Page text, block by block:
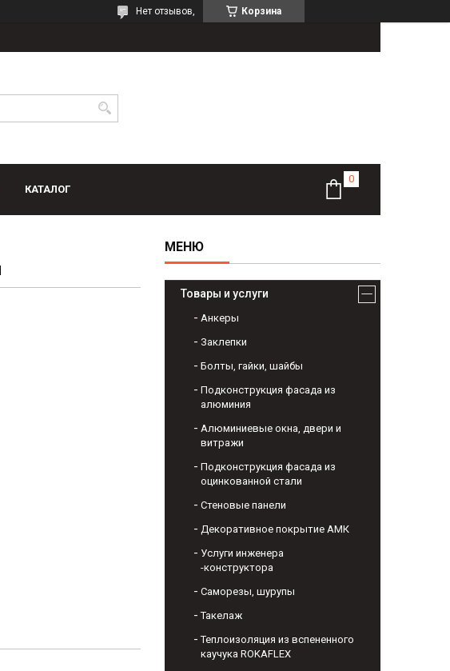
Корзина
Нет отзывов,
КАТАЛОГ
Товары и услуги
Анкеры
Заклепки
Болты, гайки, шайбы
Подконструкция фасада из
алюминия
Алюминиевые окна, двери и
витражи
Подконструкция фасада из
оцинкованной стали
Стеновые панели
Декоративное покрытие АМК
Услуги инженера
-конструктора
Саморезы, шурупы
Такелаж
Теплоизоляция из вспененного
каучука ROKAFLEX